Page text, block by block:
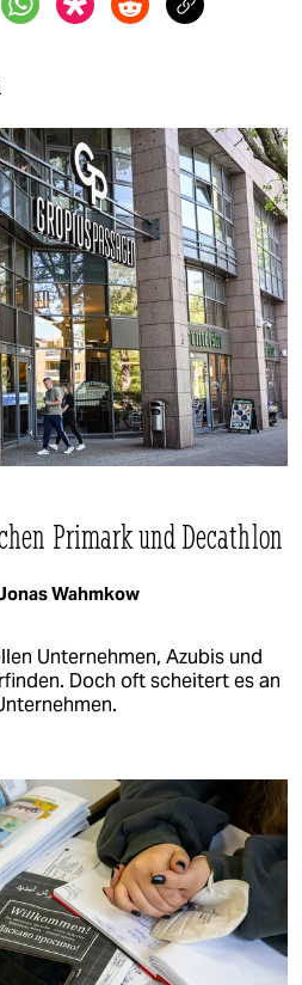
Primark und Decathlon
Wahmkow
Unternehmen, Azubis und
Doch oft scheitert es an